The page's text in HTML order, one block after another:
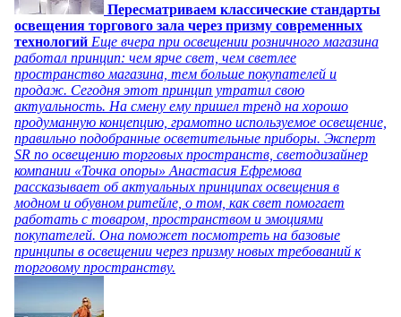
Пересматриваем классические стандарты
освещения торгового зала через призму современных
технологий Еще вчера при освещении розничного магазина
работал принцип: чем ярче свет, чем светлее
пространство магазина, тем больше покупателей и
продаж. Сегодня этот принцип утратил свою
актуальность. На смену ему пришел тренд на хорошо
продуманную концепцию, грамотно используемое освещение,
правильно подобранные осветительные приборы. Эксперт
SR по освещению торговых пространств, светодизайнер
компании «Точка опоры» Анастасия Ефремова
рассказывает об актуальных принципах освещения в
модном и обувном ритейле, о том, как свет помогает
работать с товаром, пространством и эмоциями
покупателей. Она поможет посмотреть на базовые
принципы в освещении через призму новых требований к
торговому пространству.